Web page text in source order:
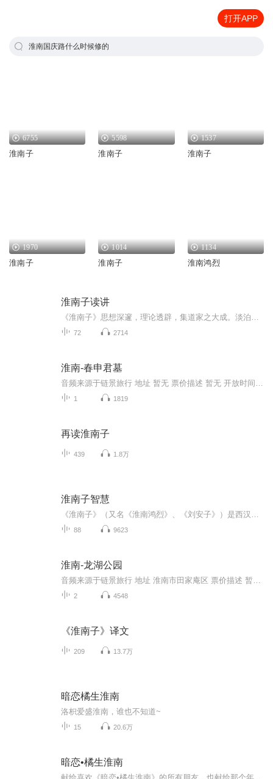
打开APP
淮南国庆路什么时候修的
6755
淮南子
5598
淮南子
1537
淮南子
1970
淮南子
1014
淮南子
1134
淮南鸿烈
淮南子读讲
72 2714
淮南-春申君墓
1 1819
再读淮南子
439 1.8万
淮南子智慧
88 9623
淮南-龙湖公园
2 4548
《淮南子》译文
209 13.7万
暗恋橘生淮南
洛枳爱盛淮南，谁也不知道~
15 20.6万
暗恋•橘生淮南